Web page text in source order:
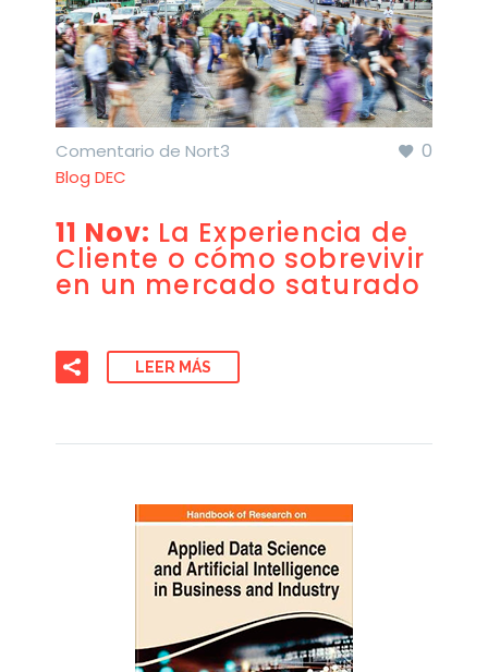
0
Comentario de Nort3
Blog DEC
11 Nov: La Experiencia de
Cliente o cómo sobrevivir
en un mercado saturado
LEER MÁS